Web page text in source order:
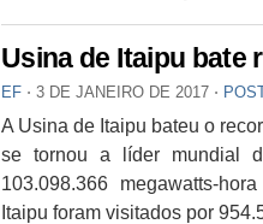
Usina de Itaipu bate
EF ⋅ 3 DE JANEIRO DE 2017 ⋅
A Usina de Itaipu bateu o
se tornou a líder mundial
103.098.366 megawatts-
Itaipu foram visitados por